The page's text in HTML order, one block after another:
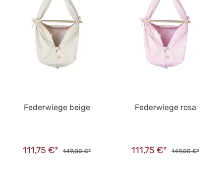
Federwiege beige
111,75 €* 149,00 €*
Federwiege rosa
111,75 €* 149,00 €*